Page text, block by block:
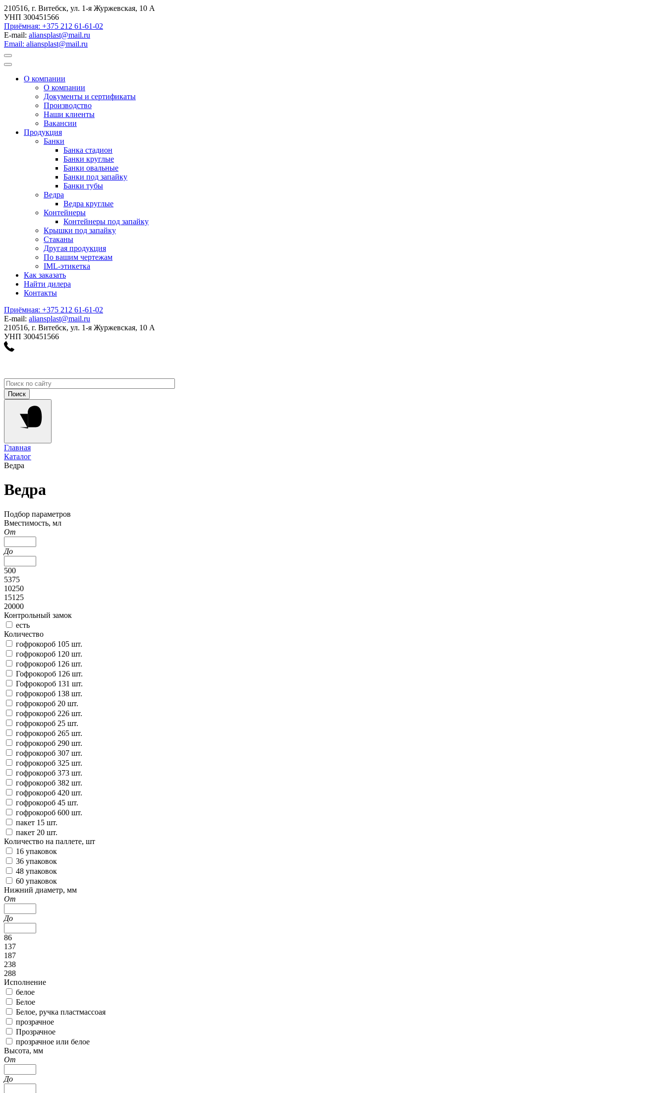
210516, г. Витебск, ул. 1-я Журжевская, 10 А
УНП 300451566
Приёмная: +375 212 61-61-02
E-mail: aliansplast@mail.ru
Email: aliansplast@mail.ru
О компании
О компании
Документы и сертификаты
Производство
Наши клиенты
Вакансии
Продукция
Банки
Банка стадион
Банки круглые
Банки овальные
Банки под запайку
Банки тубы
Ведра
Ведра круглые
Контейнеры
Контейнеры под запайку
Крышки под запайку
Стаканы
Другая продукция
По вашим чертежам
IML-этикетка
Как заказать
Найти дилера
Контакты
Приёмная: +375 212 61-61-02
E-mail: aliansplast@mail.ru
210516, г. Витебск, ул. 1-я Журжевская, 10 А
УНП 300451566
Главная
Каталог
Ведра
Ведра
Подбор параметров
Вместимость, мл
От
До
500
5375
10250
15125
20000
Контрольный замок
есть
Количество
гофрокороб 105 шт.
гофрокороб 120 шт.
гофрокороб 126 шт.
Гофрокороб 126 шт.
Гофрокороб 131 шт.
гофрокороб 138 шт.
гофрокороб 20 шт.
гофрокороб 226 шт.
гофрокороб 25 шт.
гофрокороб 265 шт.
гофрокороб 290 шт.
гофрокороб 307 шт.
гофрокороб 325 шт.
гофрокороб 373 шт.
гофрокороб 382 шт.
гофрокороб 420 шт.
гофрокороб 45 шт.
гофрокороб 600 шт.
пакет 15 шт.
пакет 20 шт.
Количество на паллете, шт
16 упаковок
36 упаковок
48 упаковок
60 упаковок
Нижний диаметр, мм
От
До
86
137
187
238
288
Исполнение
белое
Белое
Белое, ручка пластмассоая
прозрачное
Прозрачное
прозрачное или белое
Высота, мм
От
До